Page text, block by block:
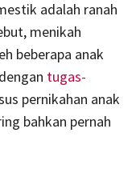
adalah ranah
menikah
beberapa anak
tugas-
pernikahan anak
bahkan pernah